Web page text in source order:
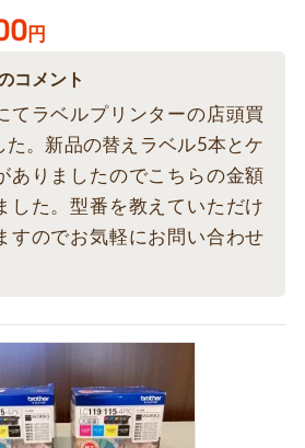
円
コメント
てラベルプリンターの店頭買
た。新品の替えラベル5本とケ
ありましたのでこちらの金額
した。型番を教えていただけ
すのでお気軽にお問い合わせ